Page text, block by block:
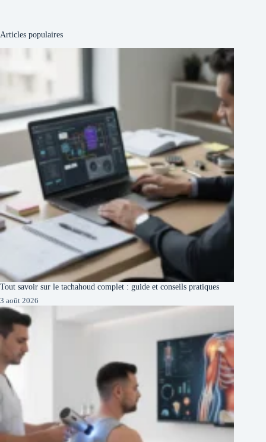
Articles populaires
Tout savoir sur le tachahoud complet : guide et conseils pratiques
3 août 2026